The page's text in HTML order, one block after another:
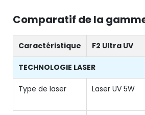
Comparatif de la
Caractéristique F2 Ultra UV
TECHNOLOGIE LASER
Type de laser Laser UV 5W